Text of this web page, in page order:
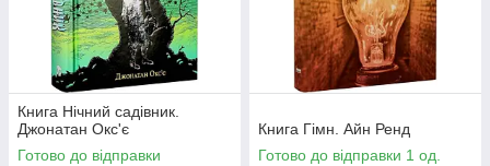
Книга Нічний садівник.
Джонатан Окс'є
Готово до відправки
Книга Гімн. Айн Ренд
Готово до відправки 1 од.